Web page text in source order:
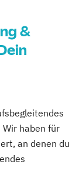
&
haben für
an denen du